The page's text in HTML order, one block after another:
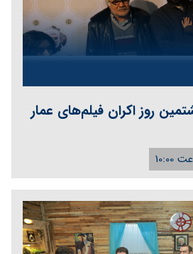
روز اکران فیلم‌های عمار